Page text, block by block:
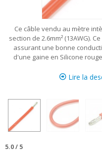
Ce câble vendu au mètre
section de 2.6mm² (13AWG).
assurant une bonne
d'une gaine en Silicone
Lire la
5.0/ 5